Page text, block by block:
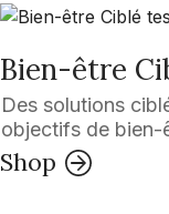
Bien-être
Des solutions
objectifs de bien-
Shop